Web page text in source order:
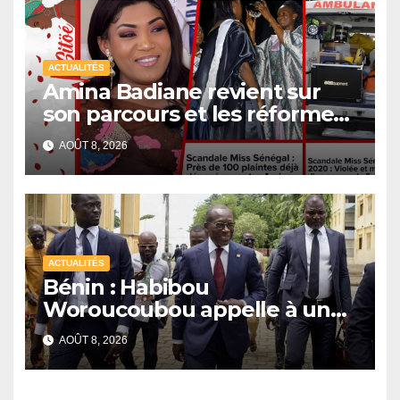
ACTUALITÉS
Amina Badiane revient sur
son parcours et les réformes
de Miss Sénégal
AOÛT 8, 2026
ACTUALITÉS
Bénin : Habibou
Woroucoubou appelle à un
retour du pluralisme avec le
Sénat
AOÛT 8, 2026